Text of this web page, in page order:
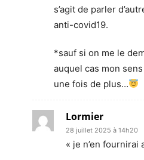
s’agit de parler
anti-covid19.
*sauf si on me le
auquel cas mon
une fois de plus…
Lormier
28 juillet 2025 à 14h20
« je n’en fournirai